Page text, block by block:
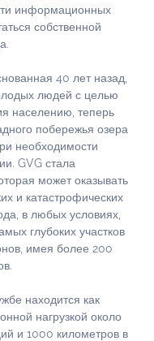
информационных
собственной
40 лет назад,
людей с целью
населению, теперь
побережья озера
необходимости
GVG стала
может оказывать
и катастрофических
в любых условиях,
глубоких участков
имея более 200
находится как
нагрузкой около
и 1000 километров в